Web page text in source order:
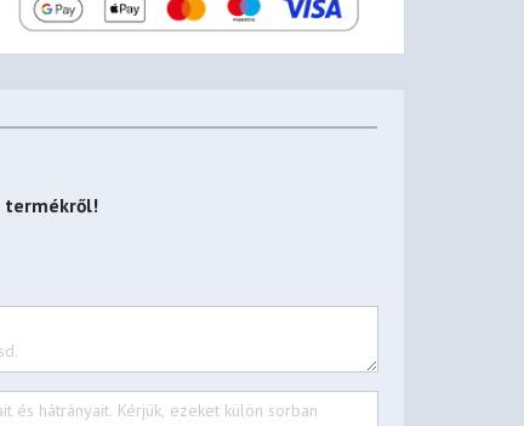
termékről!